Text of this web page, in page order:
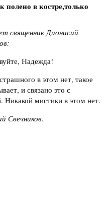
полено в костре,только
священник Дионисий
Надежда!
в этом нет, такое
и связано это с
Никакой мистики в этом нет.
Свечников.